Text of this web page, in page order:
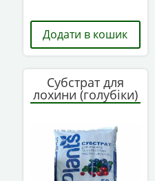
Додати в кошик
Субстрат для
лохини (голубіки)
50 л